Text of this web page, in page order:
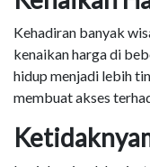
Kehadiran banyak
kenaikan harga di
hidup menjadi lebih
membuat akses